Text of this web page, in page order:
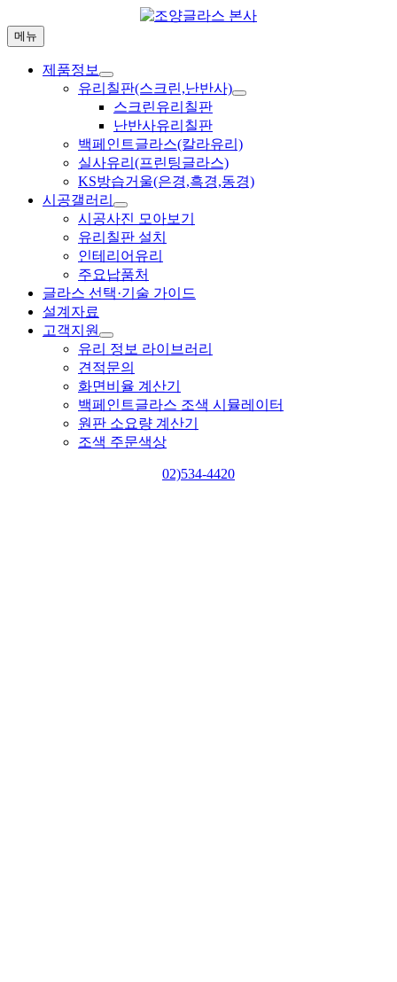
to
content
메뉴
제품정보
유리칠판(스크린,난반사)
스크린유리칠판
난반사유리칠판
백페인트글라스(칼라유리)
실사유리(프린팅글라스)
KS방습거울(은경,흑경,동경)
시공갤러리
시공사진 모아보기
유리칠판 설치
인테리어유리
주요납품처
글라스 선택·기술 가이드
설계자료
고객지원
유리 정보 라이브러리
견적문의
화면비율 계산기
백페인트글라스 조색 시뮬레이터
원판 소요량 계산기
조색 주문색상
02)534-4420